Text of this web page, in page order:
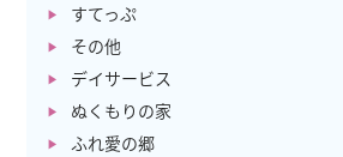
すてっぷ
その他
デイサービス
ぬくもりの家
ふれ愛の郷